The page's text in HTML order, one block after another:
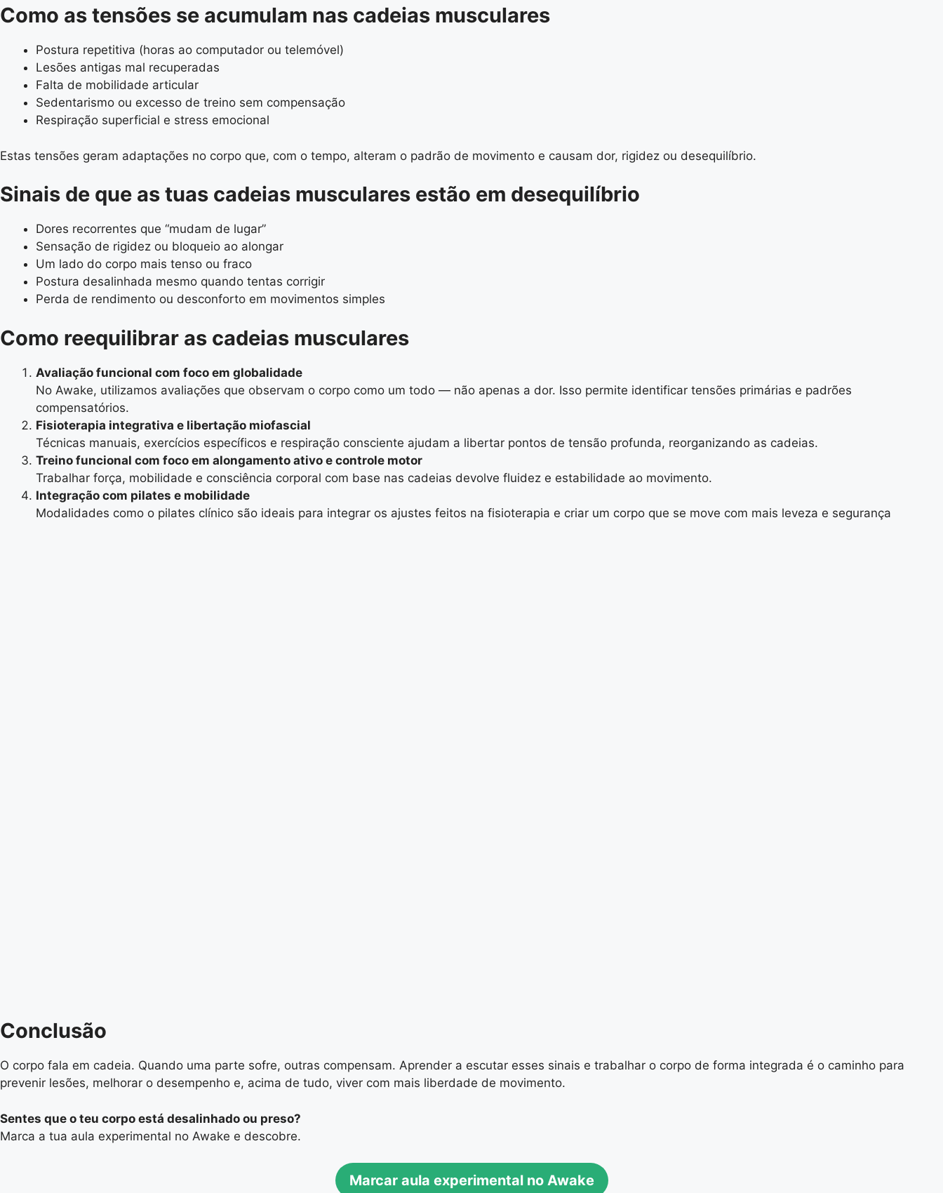
Como as tensões se acumulam nas cadeias musculares
Postura repetitiva (horas ao computador ou telemóvel)
Lesões antigas mal recuperadas
Falta de mobilidade articular
Sedentarismo ou excesso de treino sem compensação
Respiração superficial e stress emocional
Estas tensões geram adaptações no corpo que, com o tempo, alteram o padrão de movimento e causam dor, rigidez ou desequilíbrio.
Sinais de que as tuas cadeias musculares estão em desequilíbrio
Dores recorrentes que “mudam de lugar”
Sensação de rigidez ou bloqueio ao alongar
Um lado do corpo mais tenso ou fraco
Postura desalinhada mesmo quando tentas corrigir
Perda de rendimento ou desconforto em movimentos simples
Como reequilibrar as cadeias musculares
Avaliação funcional com foco em globalidade
No Awake, utilizamos avaliações que observam o corpo como um todo — não apenas a dor. Isso permite identificar tensões primárias e padrões
compensatórios.
Fisioterapia integrativa e libertação miofascial
Técnicas manuais, exercícios específicos e respiração consciente ajudam a libertar pontos de tensão profunda, reorganizando as cadeias.
Treino funcional com foco em alongamento ativo e controle motor
Trabalhar força, mobilidade e consciência corporal com base nas cadeias devolve fluidez e estabilidade ao movimento.
Integração com pilates e mobilidade
Modalidades como o pilates clínico são ideais para integrar os ajustes feitos na fisioterapia e criar um corpo que se move com mais leveza e segurança
Conclusão
O corpo fala em cadeia. Quando uma parte sofre, outras compensam. Aprender a escutar esses sinais e trabalhar o corpo de forma integrada é o caminho para
prevenir lesões, melhorar o desempenho e, acima de tudo, viver com mais liberdade de movimento.
Sentes que o teu corpo está desalinhado ou preso?
Marca a tua aula experimental no Awake e descobre.
Marcar aula experimental no Awake